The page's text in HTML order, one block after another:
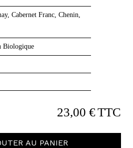
Cabernet Franc, Chenin,
Biologique
23,00 €TTC
AU PANIER